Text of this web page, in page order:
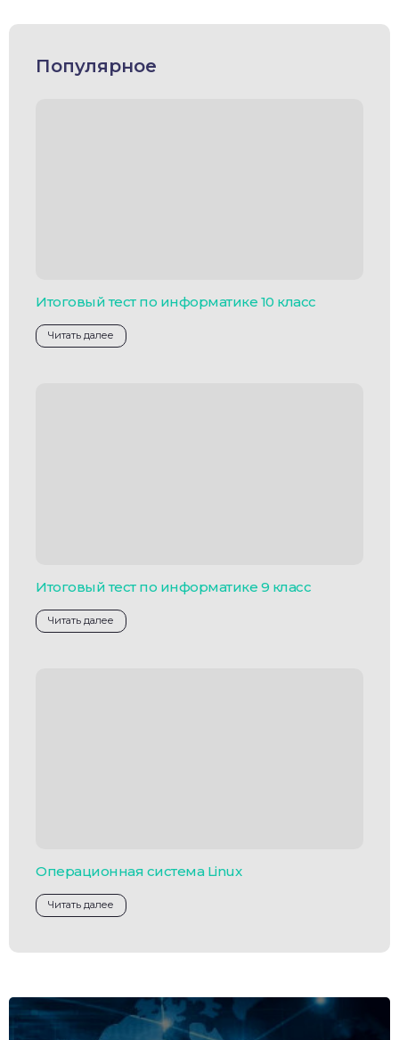
Популярное
Итоговый тест по информатике 10 класс
Читать далее
Итоговый тест по информатике 9 класс
Читать далее
Операционная система Linux
Читать далее